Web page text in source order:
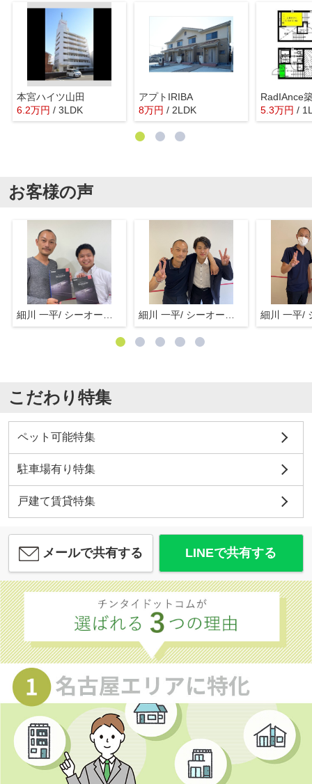
本宮ハイツ山田
6.2万円 / 3LDK
アプトIRIBA
8万円 / 2LDK 5.3万円 /
お客様の声
こだわり特集
ペット可能特集
駐車場有り特集
戸建て賃貸特集
メールで共有する LINEで共有する